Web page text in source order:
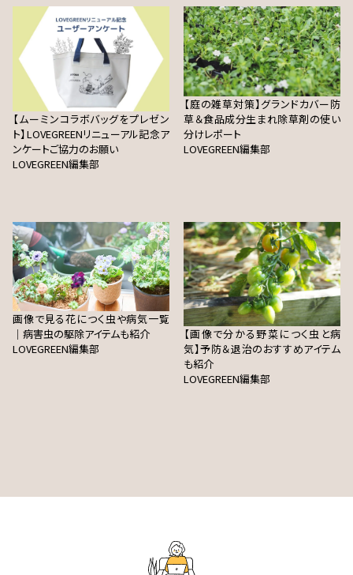
【ムーミンコラボバッグをプレゼン
ト】LOVEGREENリニューアル記念ア
ンケートご協力のお願い
LOVEGREEN編集部
【庭の雑草対策】グランドカバー防
草＆食品成分生まれ除草剤の使い
分けレポート
LOVEGREEN編集部
画像で見る花につく虫や病気一覧
｜病害虫の駆除アイテムも紹介
LOVEGREEN編集部
【画像で分かる野菜につく虫と病
気】予防＆退治のおすすめアイテム
も紹介
LOVEGREEN編集部